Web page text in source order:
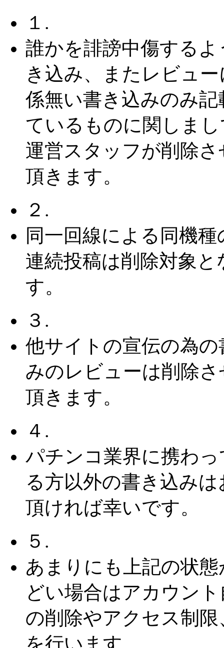
１.
誰かを誹謗中傷するよ
き込み、またレビュー
係無い書き込みのみ記
ているものに関しま
運営スタッフが削除さ
頂きます。
２.
同一回線による同機種
連続投稿は削除対象と
す。
３.
他サイトの宣伝の為の
みのレビューは削除さ
頂きます。
４.
パチンコ業界に携わっ
る方以外の書き込みは
頂ければ幸いです。
５.
あまりにも上記の状態
どい場合はアカウント
の削除やアクセス制限
を行います。